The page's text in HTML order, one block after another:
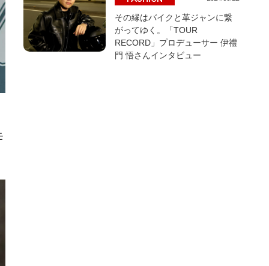
その縁はバイクと革ジャンに繋
がってゆく。「TOUR
RECORD」プロデューサー 伊禮
門 悟さんインタビュー